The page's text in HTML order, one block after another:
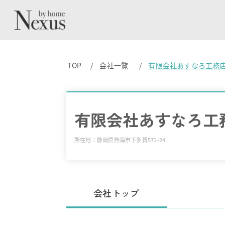
TOP 会社一覧 有限会社あすなろ工務
有限会社あすなろ工
所在地：静岡県熱海市下多賀572-24
会社トップ